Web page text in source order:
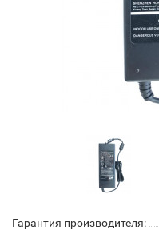
Гарантия производителя: